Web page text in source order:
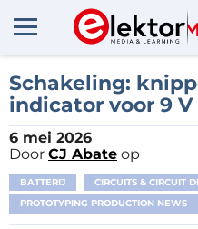
Schakeling:
indicator voor 9
6 mei 2026
Door CJ Abate op
BATTERIJ
CIRCUITS & CIRCUIT
PROTOTYPING PRODUCTION NEWS